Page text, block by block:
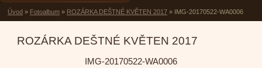
Úvod » Fotoalbum » ROZÁRKA DEŠTNÉ KVĚTEN 2017 » IMG-20170522-WA0006
ROZÁRKA DEŠTNÉ KVĚTEN 2017
IMG-20170522-WA0006